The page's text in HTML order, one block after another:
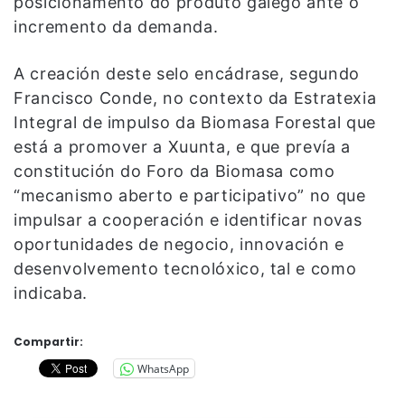
incremento da demanda.
A creación deste selo encádrase, segundo
Francisco Conde, no contexto da Estratexia
Integral de impulso da Biomasa Forestal que
está a promover a Xuunta, e que prevía a
constitución do Foro da Biomasa como
“mecanismo aberto e participativo” no que
impulsar a cooperación e identificar novas
oportunidades de negocio, innovación e
desenvolvemento tecnolóxico, tal e como
indicaba.
Compartir:
WhatsApp